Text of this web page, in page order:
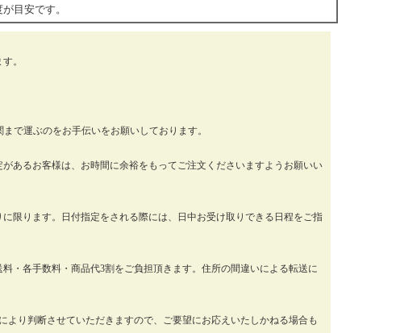
目安です。
。
で運ぶのをお手伝いをお願いしております。
あるお客様は、お時間に余裕をもってご注文くださいますようお願いい
限ります。日付指定をされる際には、日中お受け取りできる日程をご指
・各手数料・商品代3割をご負担頂きます。住所の間違いによる転送に
り判断させていただきますので、ご要望にお応えいたしかねる場合も